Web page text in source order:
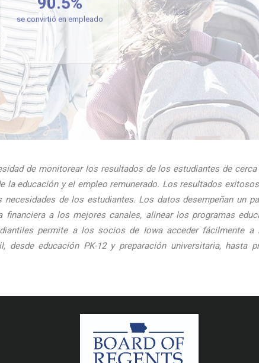
Iowa Community Colleges
90.5%
se convirtió en empleado
Haga clic aquí para
más
de monitorear los resultados de los estudiantes de
la educación y el empleo remunerado. Los resultados
de los estudiantes. Los datos desempeñan un
a los mejores canales, alinear los programas
permite a los socios de Iowa acceder fácilmente
educación PK-12 y preparación universitaria, hasta